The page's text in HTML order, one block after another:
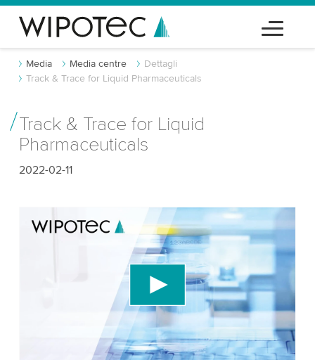
Media Media centre
Dettagli
Track & Trace for Liquid Pharmaceuticals
Track & Trace for Liquid
Pharmaceuticals
2022-02-11
Abbiamo bisogno del tuo consenso per
caricare il servizio video di YouTube!
Utilizziamo un servizio di terze parti per
incorporare contenuti video che potrebbe
raccogliere dati sulla tua attività. Per favore, rivedi
i dettagli e accetta il servizio per guardare questo